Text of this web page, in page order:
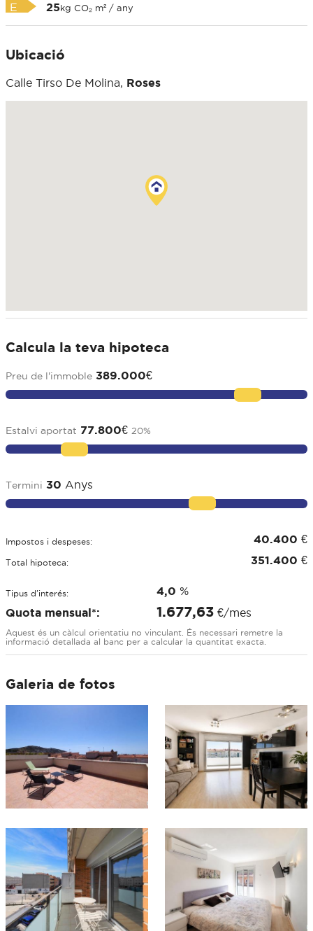
E 25kg CO₂ m² / any
Ubicació
Calle Tirso De Molina, Roses
Calcula la teva hipoteca
Preu de l'immoble 389.000€
Estalvi aportat 77.800€ 20%
Termini 30 Anys
Impostos i despeses: 40.400 €
Total hipoteca: 351.400 €
Tipus d'interés: 4,0 %
Quota mensual*:
1.677,63 €/mes
Aquest és un càlcul orientatiu no vinculant. És necessari remetre la
informació detallada al banc per a calcular la quantitat exacta.
Galeria de fotos